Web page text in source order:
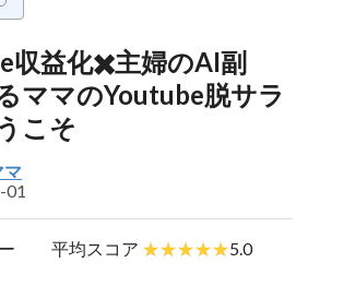
収益化✖️主婦のAI副
ママのYoutube脱サラ
こそ
マ
01
平均スコア 5.0